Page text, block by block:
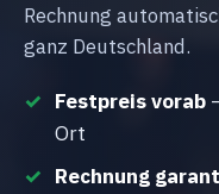
Rechnung
ganz Deutschland.
Festpreis vorab
Ort
Rechnung